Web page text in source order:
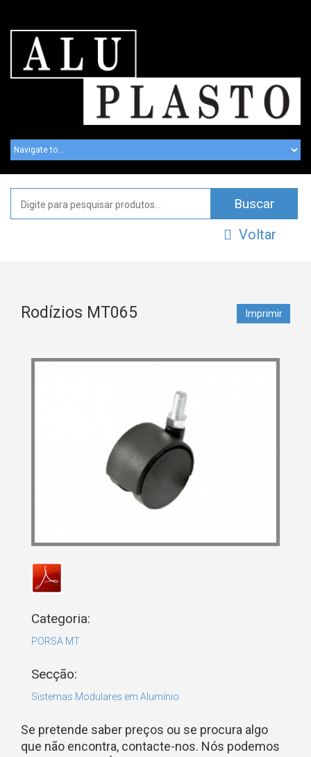
Voltar
Rodízios MT065 Imprimir
Categoria:
PORSA MT
Secção:
Sistemas Modulares em Alumínio
Se pretende saber preços ou se procura algo
que não encontra, contacte-nos. Nós podemos